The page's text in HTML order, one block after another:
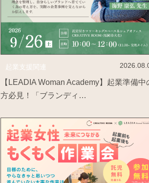
起業支援関連
【LEADIA Woman Academy】起業準備中
方必見！「ブランディ…